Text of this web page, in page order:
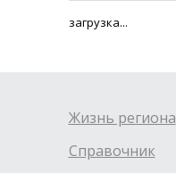
загрузка...
Жизнь региона
Справочник